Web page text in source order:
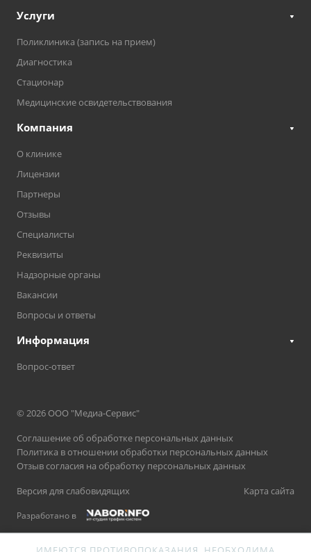
Услуги
Поликлиника (запись на прием)
Диагностика
Стационар
Медицинские освидетельствования
Компания
О клинике
Лицензии
Партнеры
Отзывы
Специалисты
Реквизиты
Надзорные органы
Вакансии
Вопросы и ответы
Информация
Вопрос-ответ
© 2026 ООО "Медиа-Сервис"
Соглашение об обработке персональных данных
Политика в отношении обработки персональных данных
Отзыв согласия на обработку персональных данных
Версия для слабовидящих
Карта сайта
Разработано в